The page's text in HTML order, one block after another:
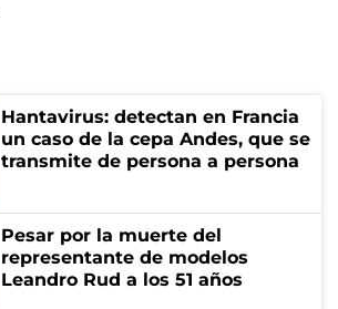
Hantavirus: detectan en Francia
un caso de la cepa Andes, que se
transmite de persona a persona
Pesar por la muerte del
representante de modelos
Leandro Rud a los 51 años